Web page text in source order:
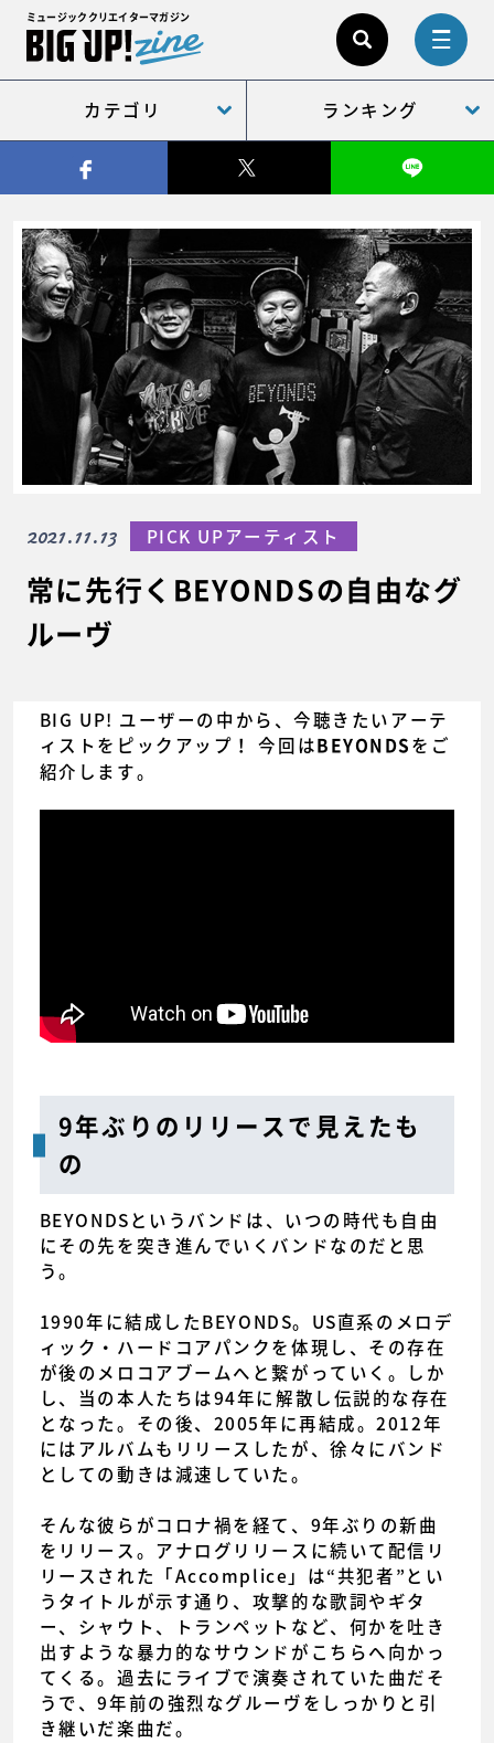
ミュージッククリエイターマガジン
カテゴリ ランキング
常に先行くBEYONDSの自由なグ
ルーヴ
2021.11.13 PICK UPアーティスト
BIG UP! ユーザーの中から、今聴きたいアーテ
ィストをピックアップ！ 今回はBEYONDS をご
紹介します。
9年ぶりのリリースで見えたも
の
BEYONDSというバンドは、いつの時代も自由
にその先を突き進んでいくバンドなのだと思
う。
1990年に結成したBEYONDS。US直系のメロデ
ィック・ハードコアパンクを体現し、その存在
が後のメロコアブームへと繋がっていく。しか
し、当の本人たちは94年に解散し伝説的な存在
となった。その後、2005年に再結成。2012年
にはアルバムもリリースしたが、徐々にバンド
としての動きは減速していた。
そんな彼らがコロナ禍を経て、9年ぶりの新曲
をリリース。アナログリリースに続いて配信リ
リースされた「Accomplice」は“共犯者”とい
うタイトルが示す通り、攻撃的な歌詞やギタ
ー、シャウト、トランペットなど、何かを吐き
出すような暴力的なサウンドがこちらへ向かっ
てくる。過去にライブで演奏されていた曲だそ
うで、9年前の強烈なグルーヴをしっかりと引
き継いだ楽曲だ。